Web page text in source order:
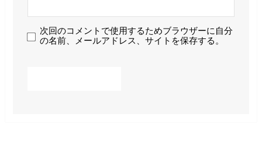
次回のコメントで使用するためブラウザーに自分
の名前、メールアドレス、サイトを保存する。